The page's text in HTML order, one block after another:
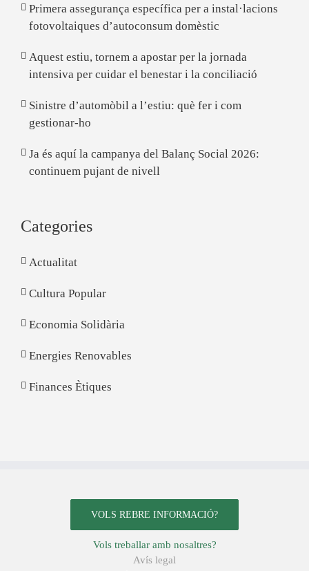
Primera assegurança específica per a instal·lacions
fotovoltaiques d’autoconsum domèstic
Aquest estiu, tornem a apostar per la jornada
intensiva per cuidar el benestar i la conciliació
Sinistre d’automòbil a l’estiu: què fer i com
gestionar-ho
Ja és aquí la campanya del Balanç Social 2026:
continuem pujant de nivell
Categories
Actualitat
Cultura Popular
Economia Solidària
Energies Renovables
Finances Ètiques
VOLS REBRE INFORMACIÓ?
Vols treballar amb nosaltres?
Avís legal